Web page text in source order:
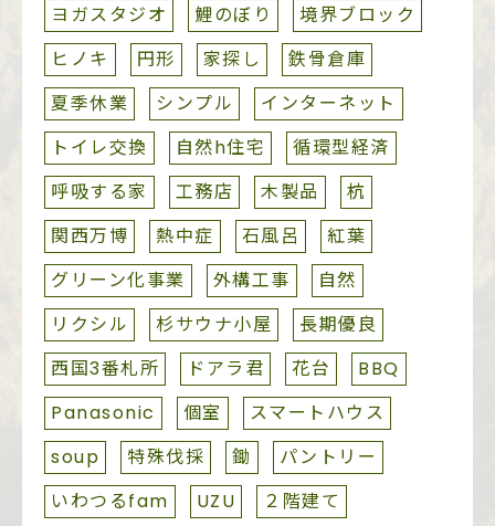
ヨガスタジオ
鯉のぼり
境界ブロック
ヒノキ
円形 家探し
鉄骨倉庫
夏季休業
シンプル
インターネット
トイレ交換
自然h住宅
循環型経済
呼吸する家
工務店 木製品
杭
関西万博
熱中症 石風呂
紅葉
グリーン化事業
外構工事
自然
リクシル
杉サウナ小屋
長期優良
西国3番札所
ドアラ君 花台
BBQ
Panasonic
個室
スマートハウス
soup
特殊伐採 鋤
パントリー
いわつるfam
UZU ２階建て